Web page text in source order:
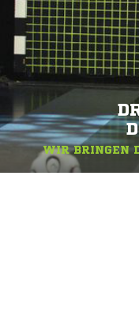
WIR BRINGEN